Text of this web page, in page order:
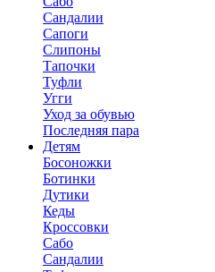
Сандалии
Сапоги
Слипоны
Тапочки
Туфли
Угги
Уход за обувью
Последняя пара
Детям
Босоножки
Ботинки
Дутики
Кеды
Кроссовки
Сабо
Сандалии